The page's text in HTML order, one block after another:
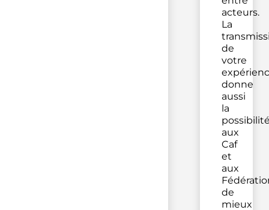
acteurs.
La
de
votre
donne
aussi
la
aux
Caf
et
aux
de
mieux